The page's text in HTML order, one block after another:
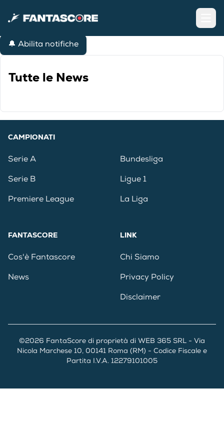
🔔 Abilita notifiche
Tutte le News
CAMPIONATI
Serie A
Serie B
Premiere League
Bundesliga
Ligue 1
La Liga
FANTASCORE
Cos'è Fantascore
News
LINK
Chi Siamo
Privacy Policy
Disclaimer
©2026 FantaScore di proprietà di WEB 365 SRL - Via
Nicola Marchese 10, 00141 Roma (RM) - Codice Fiscale e
Partita I.V.A. 12279101005